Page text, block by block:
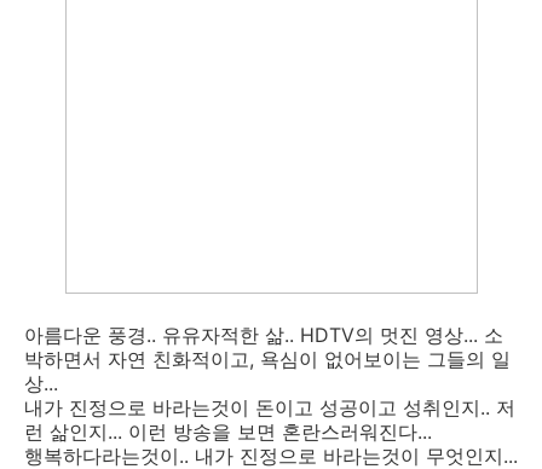
아름다운 풍경.. 유유자적한 삶.. HDTV의 멋진 영상... 소
박하면서 자연 친화적이고, 욕심이 없어보이는 그들의 일
상...
내가 진정으로 바라는것이 돈이고 성공이고 성취인지.. 저
런 삶인지... 이런 방송을 보면 혼란스러워진다...
행복하다라는것이.. 내가 진정으로 바라는것이 무엇인지...